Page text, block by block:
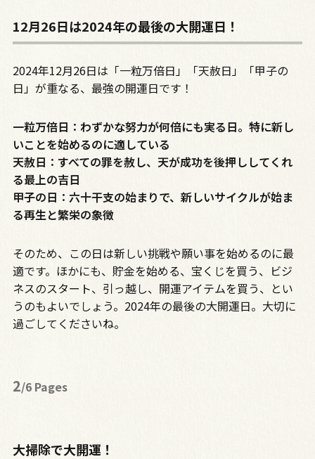
12月26日は2024年の最後の大開運日！
2024年12月26日は「一粒万倍日」「天赦日」「甲子の
日」が重なる、最強の開運日です！
一粒万倍日：わずかな努力が何倍にも実る日。特に新し
いことを始めるのに適している
天赦日：すべての罪を赦し、天が成功を後押ししてくれ
る最上の吉日
甲子の日：六十干支の始まりで、新しいサイクルが始ま
る再生と繁栄の象徴
そのため、この日は新しい挑戦や願い事を始めるのに最
適です。ほかにも、貯金を始める、宝くじを買う、ビジ
ネスのスタート、引っ越し、開運アイテムを買う、とい
うのもよいでしょう。2024年の最後の大開運日。大切に
過ごしてくださいね。
2/6 Pages
大掃除で大開運！